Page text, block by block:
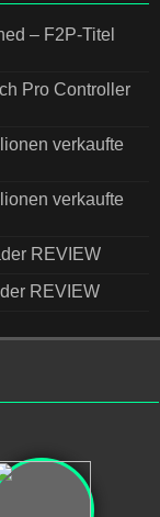
– F2P-Titel
Pro Controller
verkaufte
verkaufte
REVIEW
REVIEW